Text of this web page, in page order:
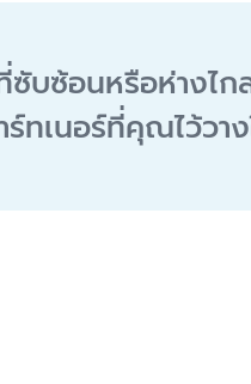
ซับซ้อนหรือห่างไก
ทเนอร์ที่คุณไว้วา